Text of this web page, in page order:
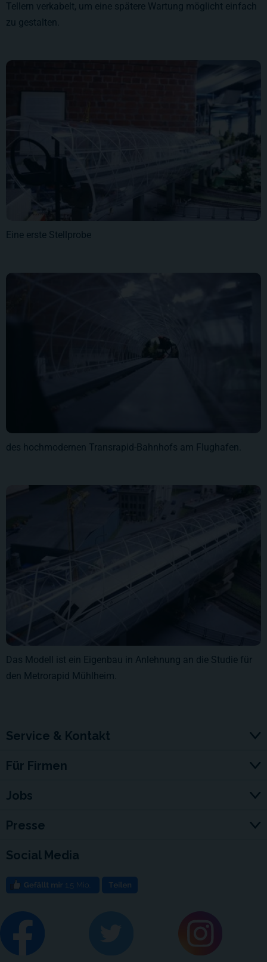
Tellern verkabelt, um eine spätere Wartung möglicht einfach
zu gestalten.
Eine erste Stellprobe
des hochmodernen Transrapid-Bahnhofs am Flughafen.
Das Modell ist ein Eigenbau in Anlehnung an die Studie für
den Metrorapid Mühlheim.
Service & Kontakt
Für Firmen
Jobs
Presse
Social Media